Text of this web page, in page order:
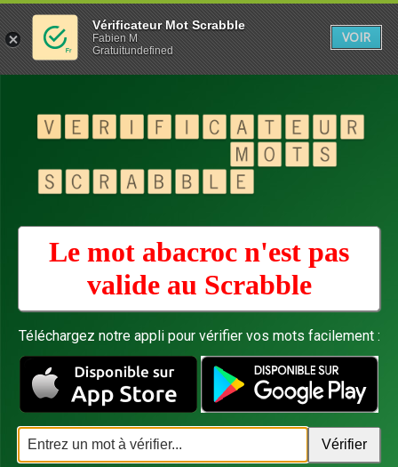
Le mot abacroc n'est pas
valide au Scrabble
Téléchargez notre appli pour vérifier vos mots facilement :
Vérificateur Mot Scrabble
Fabien M
Gratuitundefined
VOIR